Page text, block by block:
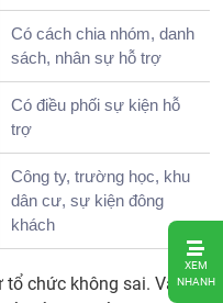
XEM
NHANH
1.
Khi
Có cách chia nhóm, danh
sách, nhân sự hỗ trợ
Có điều phối sự kiện hỗ
trợ
Công ty, trường học, khu
dân cư, sự kiện đông
khách
tổ chức không sai. Vấn đề